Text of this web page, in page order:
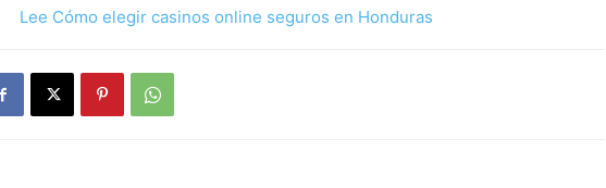
Lee Cómo elegir casinos online seguros en Honduras